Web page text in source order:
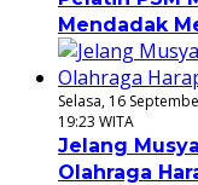
Mendadak
Selasa, 16
19:23 WITA
Jelang
Olahraga